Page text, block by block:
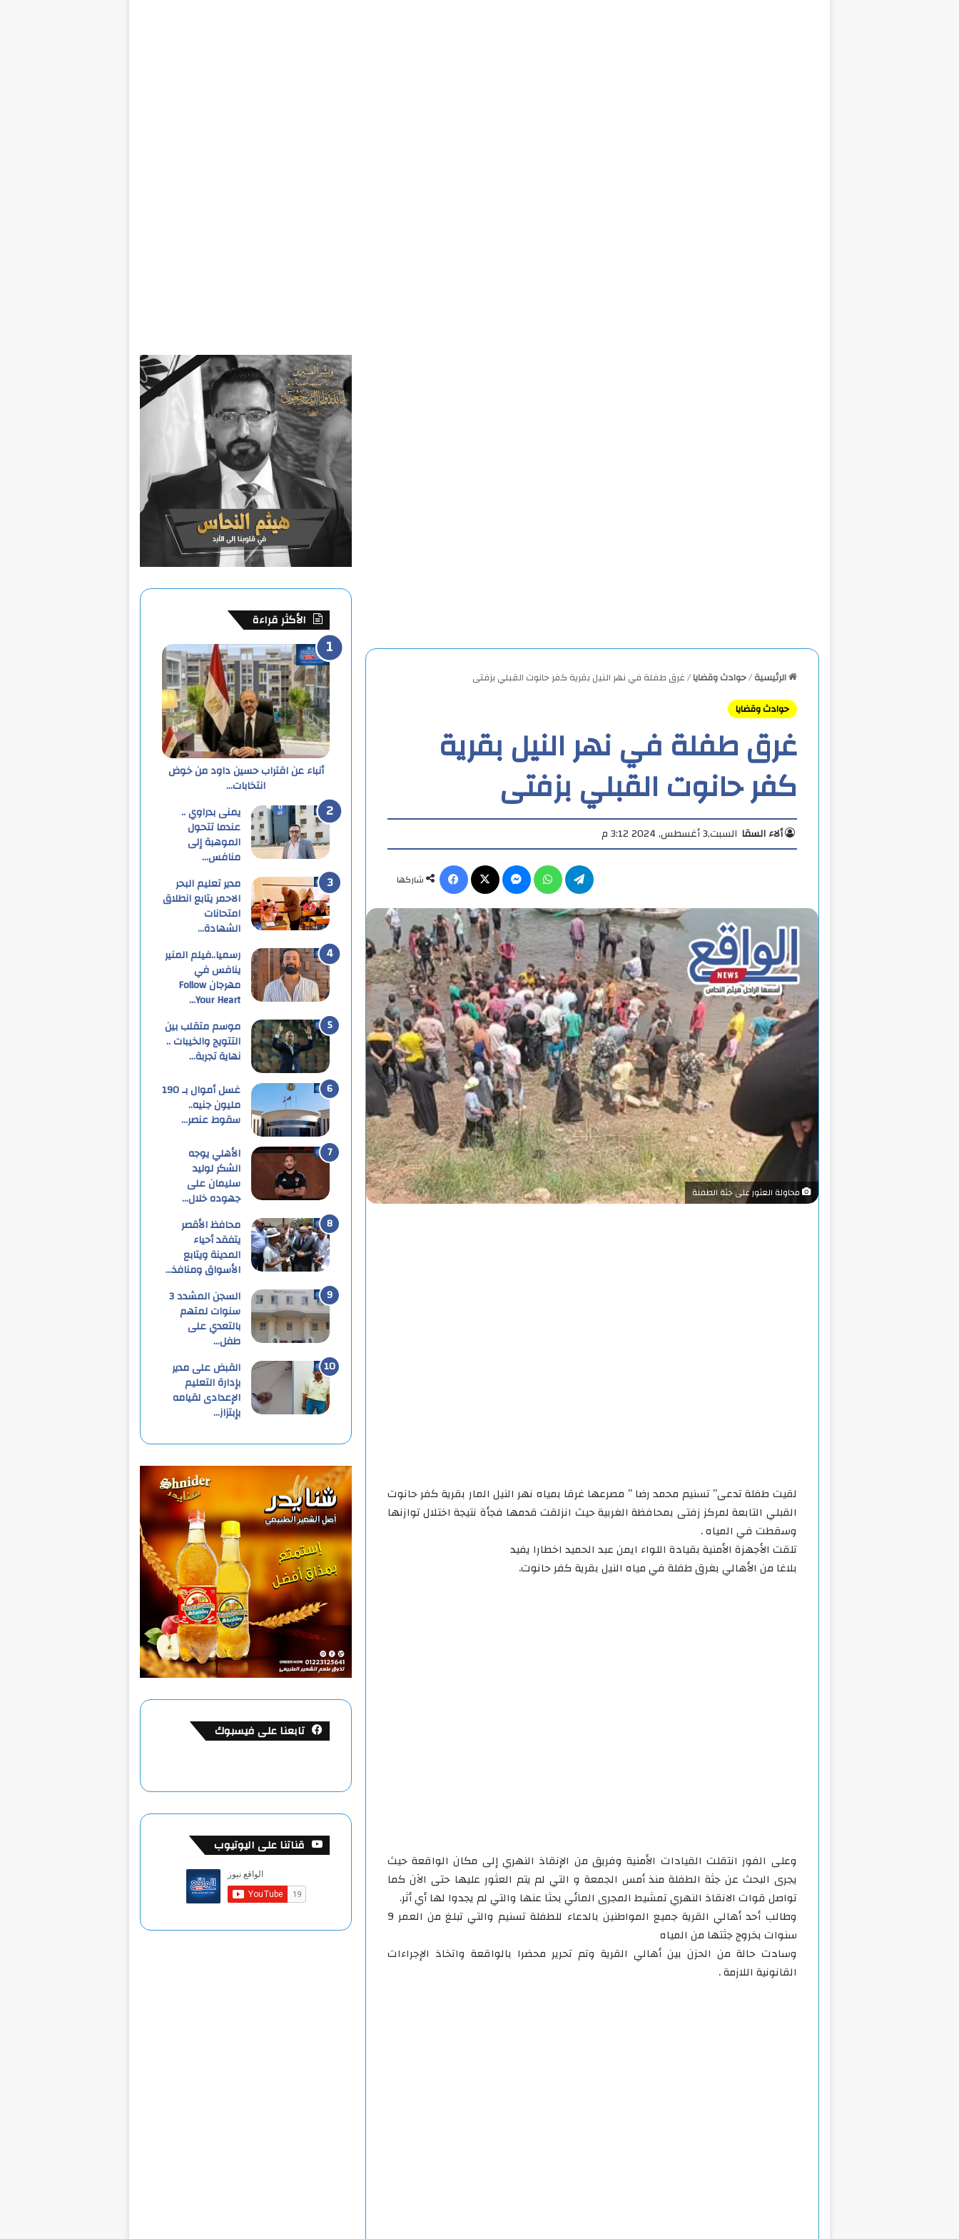
الرئيسية/حوادث وقضايا/غرق طفلة في نهر النيل بقرية كفر حانوت القبلي بزفتى
حوادث وقضايا
غرق طفلة في نهر النيل بقرية
كفر حانوت القبلي بزفتى
ألاء السقا السبت,3 أغسطس, 2024 3:12 م
شاركها
ماسنجر واتساب تيلقرام
محاولة العثور على جثة الطفلة
لقيت طفلة تدعى” تسنيم محمد رضا ” مصرعها غرقا بمياه نهر النيل المار بقرية كفر حانوت
القبلي التابعة لمركز زفتى بمحافظة الغربية حيث انزلقت قدمها فجأة نتيجة اختلال توازنها
وسقطت في المياه .
تلقت الأجهزة الأمنية بقيادة اللواء ايمن عبد الحميد اخطارا يفيد
بلاغا من الأهالي بغرق طفلة في مياه النيل بقرية كفر حانوت.
وعلى الفور انتقلت القيادات الأمنية وفريق من الإنقاذ النهري إلى مكان الواقعة حيث
يجرى البحث عن جثة الطفلة منذ أمس الجمعة و التي لم يتم العثور عليها حتى الآن كما
تواصل قوات الانقاذ النهري تمشيط المجرى المائي بحثا عنها والتي لم يجدوا لها أي أثر.
وطالب أحد أهالي القرية جميع المواطنين بالدعاء للطفلة تسنيم والتي تبلغ من العمر 9
سنوات بخروج جثتها من المياه
وسادت حالة من الحزن بين أهالي القرية وتم تحرير محضرا بالواقعة واتخاذ الإجراءات
القانونية اللازمة .
الأكثر قراءة
أنباء عن اقتراب حسين داود من خوض
انتخابات…
يمنى بدراوي ..
عندما تتحول
الموهبة إلى
منافس…
مدير تعليم البحر
الاحمر يتابع انطلاق
امتحانات
الشهادة…
رسميا..فيلم المنير
ينافس في
مهرجان Follow
Your Heart…
موسم متقلب بين
التتويج والخيبات ..
نهاية تجربة…
غسل أموال بـ 190
مليون جنيه..
سقوط عنصر…
الأهلي يوجه
الشكر لوليد
سليمان على
جهوده خلال…
محافظ الأقصر
يتفقد أحياء
المدينة ويتابع
الأسواق ومنافذ…
السجن المشدد 3
سنوات لمتهم
بالتعدي على
طفل…
القبض على مدير
بإدارة التعليم
الإعدادى لقيامه
بإبتزاز…
تابعنا على فيسبوك
قناتنا على اليوتيوب